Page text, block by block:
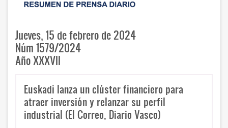
Jueves, 15 de febrero de 2024
Núm 1579/2024
Año XXXVII
Euskadi lanza un clúster financiero para
atraer inversión y relanzar su perfil
industrial (El Correo, Diario Vasco)